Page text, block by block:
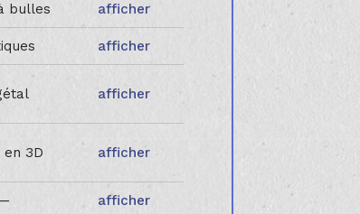
bulles afficher
afficher
afficher
3D afficher
afficher